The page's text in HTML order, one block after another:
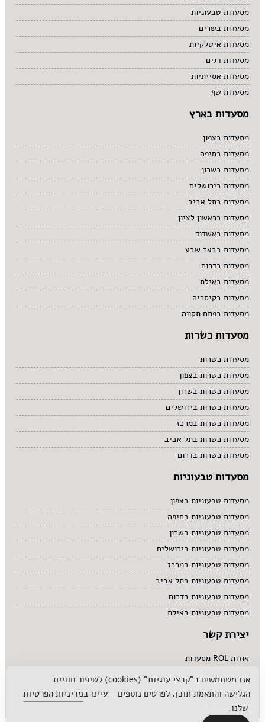
מסעדות טבעוניות
מסעדות בשרים
מסעדות איטלקיות
מסעדות דגים
מסעדות אסייתיות
מסעדות שף
מסעדות בארץ
מסעדות בצפון
מסעדות בחיפה
מסעדות בשרון
מסעדות בירושלים
מסעדות בתל אביב
מסעדות בראשון לציון
מסעדות באשדוד
מסעדות בבאר שבע
מסעדות בדרום
מסעדות באילת
מסעדות בקיסריה
מסעדות בפתח תקווה
מסעדות כשרות
מסעדות כשרות
מסעדות כשרות בצפון
מסעדות כשרות בשרון
מסעדות כשרות בירושלים
מסעדות כשרות במרכז
מסעדות כשרות בתל אביב
מסעדות כשרות בדרום
מסעדות טבעוניות
מסעדות טבעוניות בצפון
מסעדות טבעוניות בחיפה
מסעדות טבעוניות בשרון
מסעדות טבעוניות בירושלים
מסעדות טבעוניות במרכז
מסעדות טבעוניות בתל אביב
מסעדות טבעוניות בדרום
מסעדות טבעוניות באילת
יצירת קשר
אודות ROL מסעדות
לפרסם אצלנו
מדיניות פרטיות
אנו משתמשים ב"קבצי עוגיות" (cookies) לשיפור חוויית
הגלישה והתאמת תוכן. לפרטים נוספים – עיינו במדיניות הפרטיות
שלנו.